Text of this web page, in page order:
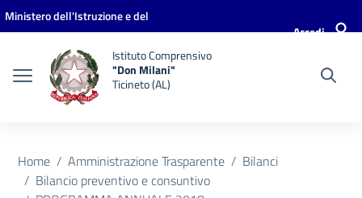
Vai ai contenuti
Vai al menu di navigazione
Vai al footer
Ministero dell'Istruzione e del
Accedi
Istituto Comprensivo
"Don Milani"
Ticineto (AL)
Home Amministrazione Trasparente
Bilanci
Bilancio preventivo e consuntivo